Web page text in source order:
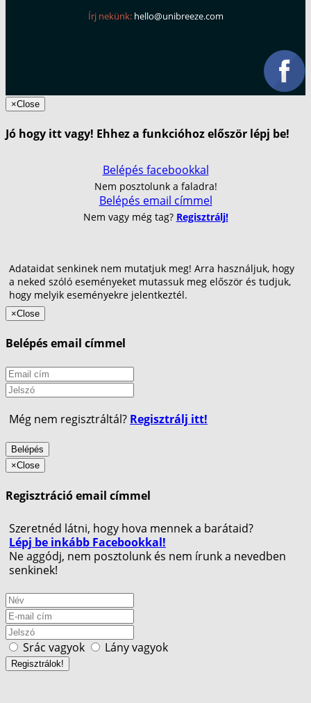
Írj nekünk: hello@unibreeze.com
×Close
Jó hogy itt vagy! Ehhez a funkcióhoz először lépj be!
Belépés facebookkal
Nem posztolunk a faladra!
Belépés email címmel
Nem vagy még tag? Regisztrálj!
Adataidat senkinek nem mutatjuk meg! Arra használjuk, hogy
a neked szóló eseményeket mutassuk meg először és tudjuk,
hogy melyik eseményekre jelentkeztél.
×Close
Belépés email címmel
Még nem regisztráltál? Regisztrálj itt!
Belépés
×Close
Regisztráció email címmel
Szeretnéd látni, hogy hova mennek a barátaid?
Lépj be inkább Facebookkal!
Ne aggódj, nem posztolunk és nem írunk a nevedben
senkinek!
Srác vagyok Lány vagyok
Regisztrálok!